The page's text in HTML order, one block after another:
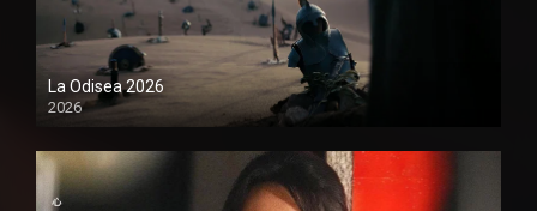
La Odisea 2026
2026
1080P